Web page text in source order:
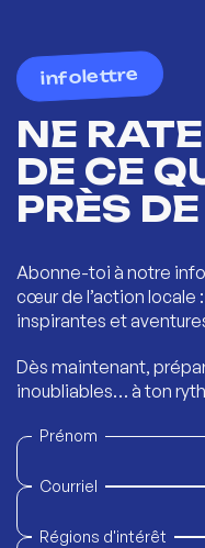
infolettre
NE
DE CE
PRÈS
Abonne-toi à notre
cœur de l’action locale
inspirantes et
Dès maintenant,
inoubliables… à ton
Prénom
Courriel
Régions d'intérêt